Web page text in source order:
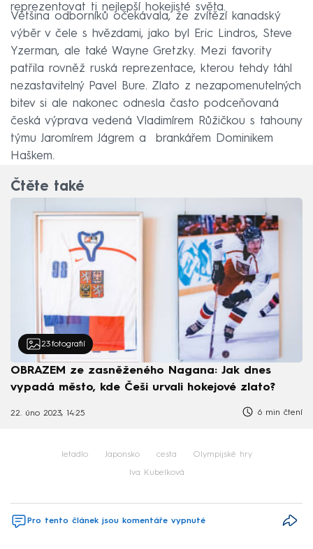
reprezentovat ti nejlepší hokejisté světa.
Většina odborníků očekávala, že zvítězí kanadský
výběr v čele s hvězdami, jako byl Eric Lindros, Steve
Yzerman, ale také Wayne Gretzky. Mezi favority
patřila rovněž ruská reprezentace, kterou tehdy táhl
nezastavitelný Pavel Bure. Zlato z nezapomenutelných
bitev si ale nakonec odnesla často podceňovaná
česká výprava vedená Vladimírem Růžičkou s tahouny
týmu Jaromírem Jágrem a brankářem Dominikem
Haškem.
Čtěte také
23 fotografií
OBRAZEM ze zasněženého Nagana: Jak dnes
vypadá město, kde Češi urvali hokejové zlato?
22. úno 2023, 14:25 6 min čtení
letadlo Japonsko cesta Olympijské hry
Iva Kubelková
Pro tento článek jsou komentáře vypnuté